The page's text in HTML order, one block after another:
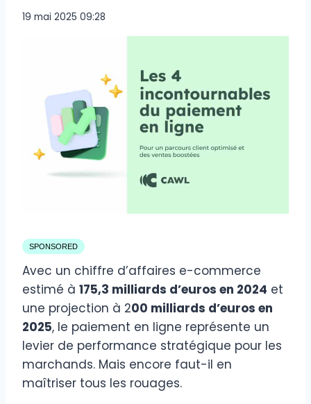
19 mai 2025 09:28
SPONSORED
Avec un chiffre d’affaires e-commerce
estimé à 175,3 milliards d’euros en 2024 et
une projection à 200 milliards d’euros en
2025, le paiement en ligne représente un
levier de performance stratégique pour les
marchands. Mais encore faut-il en
maîtriser tous les rouages.